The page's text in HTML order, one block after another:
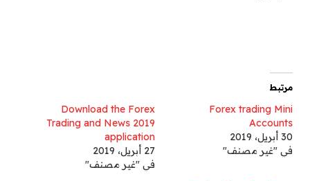
مرتبط
Forex trading Mini
Accounts
30 أبريل، 2019
في "غير مصنف"
Download the Forex
Trading and News 2019
application
27 أبريل، 2019
في "غير مصنف"